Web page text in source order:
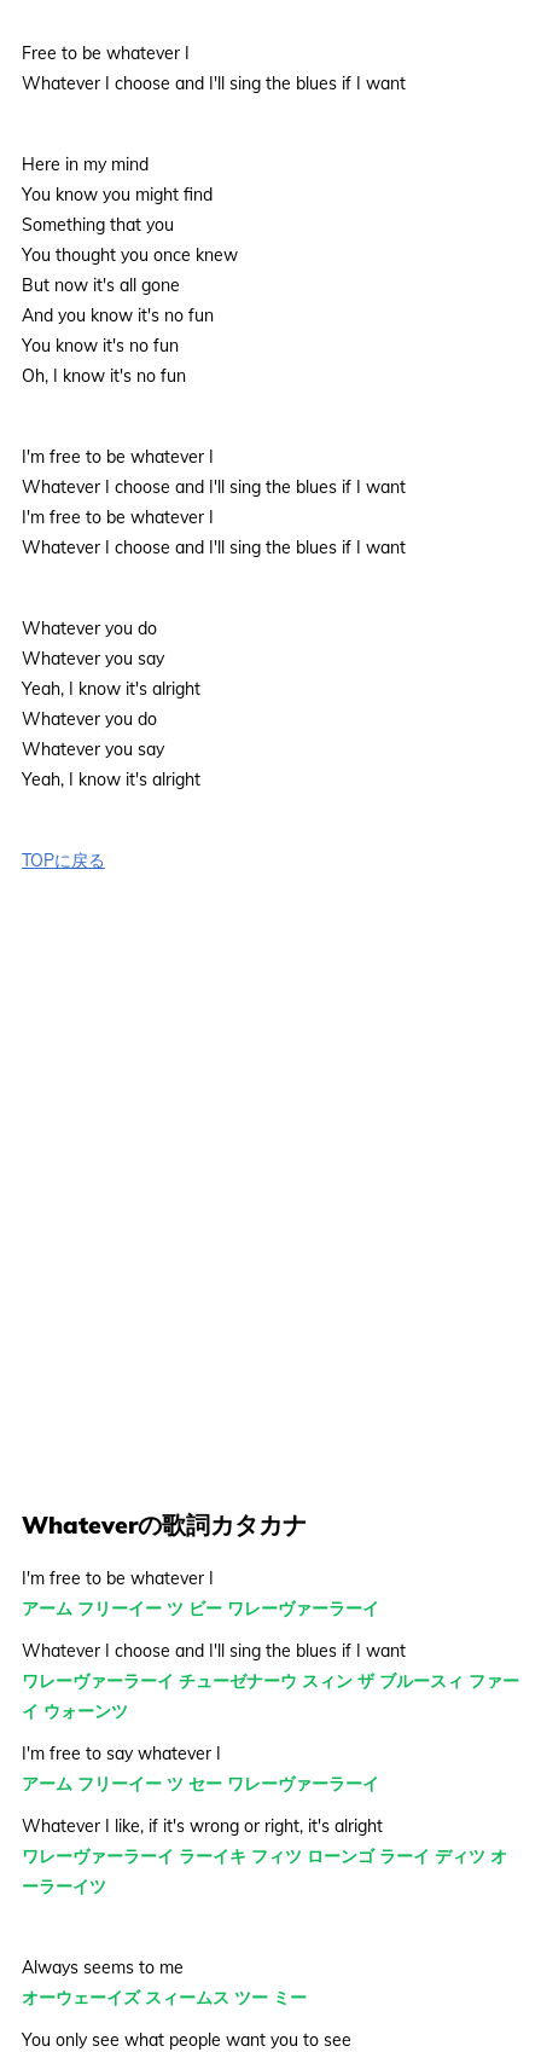
Free to be whatever I
Whatever I choose and I'll sing the blues if I want
Here in my mind
You know you might find
Something that you
You thought you once knew
But now it's all gone
And you know it's no fun
You know it's no fun
Oh, I know it's no fun
I'm free to be whatever I
Whatever I choose and I'll sing the blues if I want
I'm free to be whatever I
Whatever I choose and I'll sing the blues if I want
Whatever you do
Whatever you say
Yeah, I know it's alright
Whatever you do
Whatever you say
Yeah, I know it's alright
TOPに戻る
Whateverの歌詞カタカナ
I'm free to be whatever I
アーム フリーイー ツ ビー ワレーヴァーラーイ
Whatever I choose and I'll sing the blues if I want
ワレーヴァーラーイ チューゼナーウ スィン ザ ブルースィ ファー
イ ウォーンツ
I'm free to say whatever I
アーム フリーイー ツ セー ワレーヴァーラーイ
Whatever I like, if it's wrong or right, it's alright
ワレーヴァーラーイ ラーイキ フィツ ローンゴ ラーイ ディツ オ
ーラーイツ
Always seems to me
オーウェーイズ スィームス ツー ミー
You only see what people want you to see